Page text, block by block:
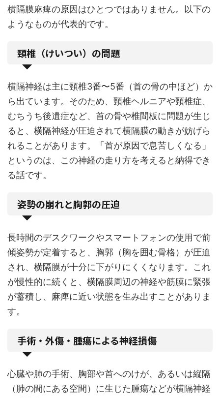
横隔膜麻痺の原因はひとつではありません。以下の
ようなものが代表的です。
頸椎（けいつい）の問題
横隔神経は主に頸椎3番〜5番（首の骨の中ほど）か
ら出ています。そのため、頸椎ヘルニアや頸椎症、
むちうち後遺症など、首の骨や椎間板に問題が生じ
ると、横隔神経が圧迫されて横隔膜の動きが妨げら
れることがあります。「首が原因で息苦しくなる」
というのは、この神経の走り方を考えると納得でき
る話です。
姿勢の崩れと胸郭の圧迫
長時間のデスクワークやスマートフォンの使用で前
傾姿勢が定着すると、胸郭（胸を囲む骨格）が圧迫
され、横隔膜が十分に下がりにくくなります。これ
が慢性的に続くと、横隔膜周辺の神経や筋膜に緊張
が蓄積し、麻痺に近い状態を生み出すことがありま
す。
手術・外傷・腫瘍による神経損傷
心臓や肺の手術、胸部や首へのけが、あるいは縦隔
（肺の間にある空間）に生じた腫瘍などが横隔神経